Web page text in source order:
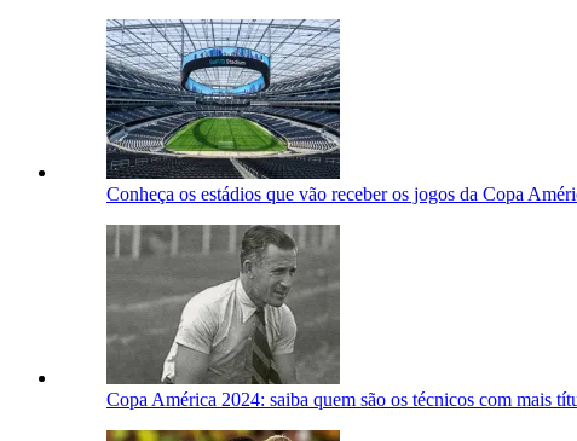
Conheça os estádios que vão receber os jogos da Copa
Copa América 2024: saiba quem são os técnicos com mais